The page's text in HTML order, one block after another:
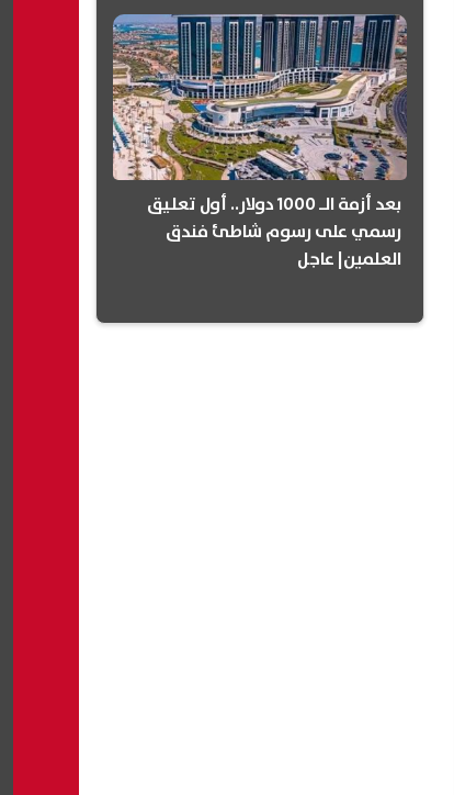
بعد أزمة الـ 1000 دولار.. أول تعليق
رسمي على رسوم شاطئ فندق
العلمين| عاجل